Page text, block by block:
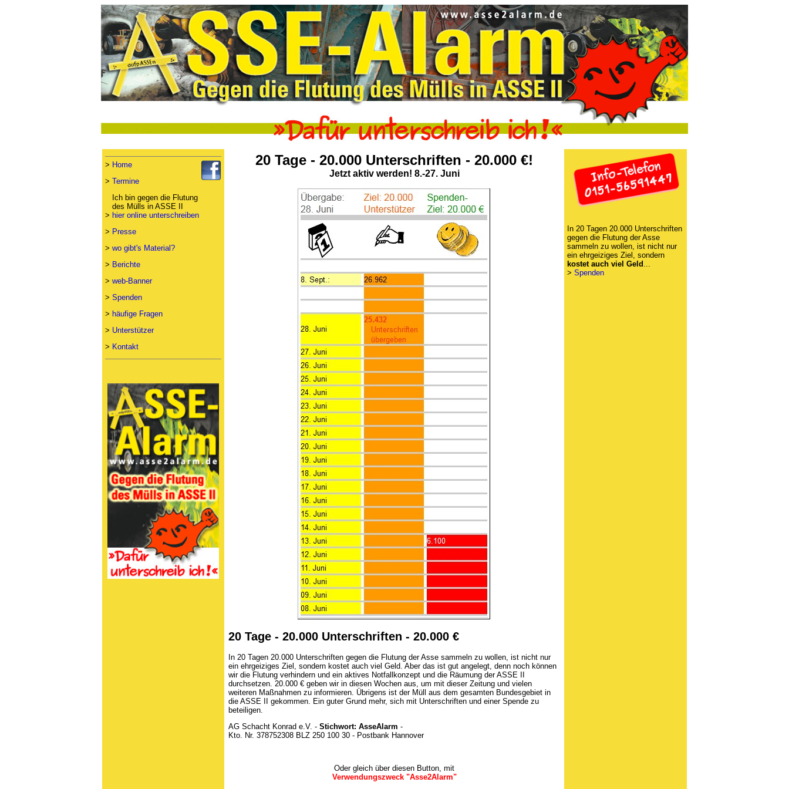
> Home
> Termine
Ich bin gegen die Flutung
des Mülls in ASSE II
> hier online unterschreiben
> Presse
> wo gibt's Material?
> Berichte
> web-Banner
> Spenden
> häufige Fragen
> Unterstützer
> Kontakt
20 Tage - 20.000 Unterschriften - 20.000 €!
Jetzt aktiv werden! 8.-27. Juni
20 Tage - 20.000 Unterschriften - 20.000 €
In 20 Tagen 20.000 Unterschriften gegen die Flutung der Asse sammeln zu wollen, ist nicht nur
ein ehrgeiziges Ziel, sondern kostet auch viel Geld. Aber das ist gut angelegt, denn noch können
wir die Flutung verhindern und ein aktives Notfallkonzept und die Räumung der ASSE II
durchsetzen. 20.000 € geben wir in diesen Wochen aus, um mit dieser Zeitung und vielen
weiteren Maßnahmen zu informieren. Übrigens ist der Müll aus dem gesamten Bundesgebiet in
die ASSE II gekommen. Ein guter Grund mehr, sich mit Unterschriften und einer Spende zu
beteiligen.
AG Schacht Konrad e.V. - Stichwort: AsseAlarm -
Kto. Nr. 378752308 BLZ 250 100 30 - Postbank Hannover
Oder gleich über diesen Button, mit
Verwendungszweck "Asse2Alarm"
In 20 Tagen 20.000 Unterschriften
gegen die Flutung der Asse
sammeln zu wollen, ist nicht nur
ein ehrgeiziges Ziel, sondern
kostet auch viel Geld ...
> Spenden